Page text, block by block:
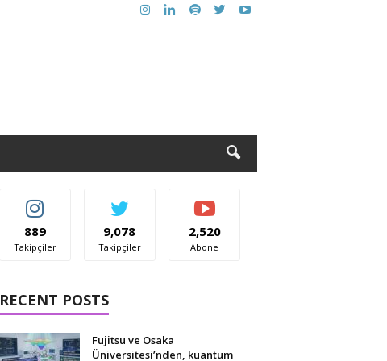
889
Takipçiler
9,078
Takipçiler
2,520
Abone
RECENT POSTS
Fujitsu ve Osaka
Üniversitesi’nden, kuantum